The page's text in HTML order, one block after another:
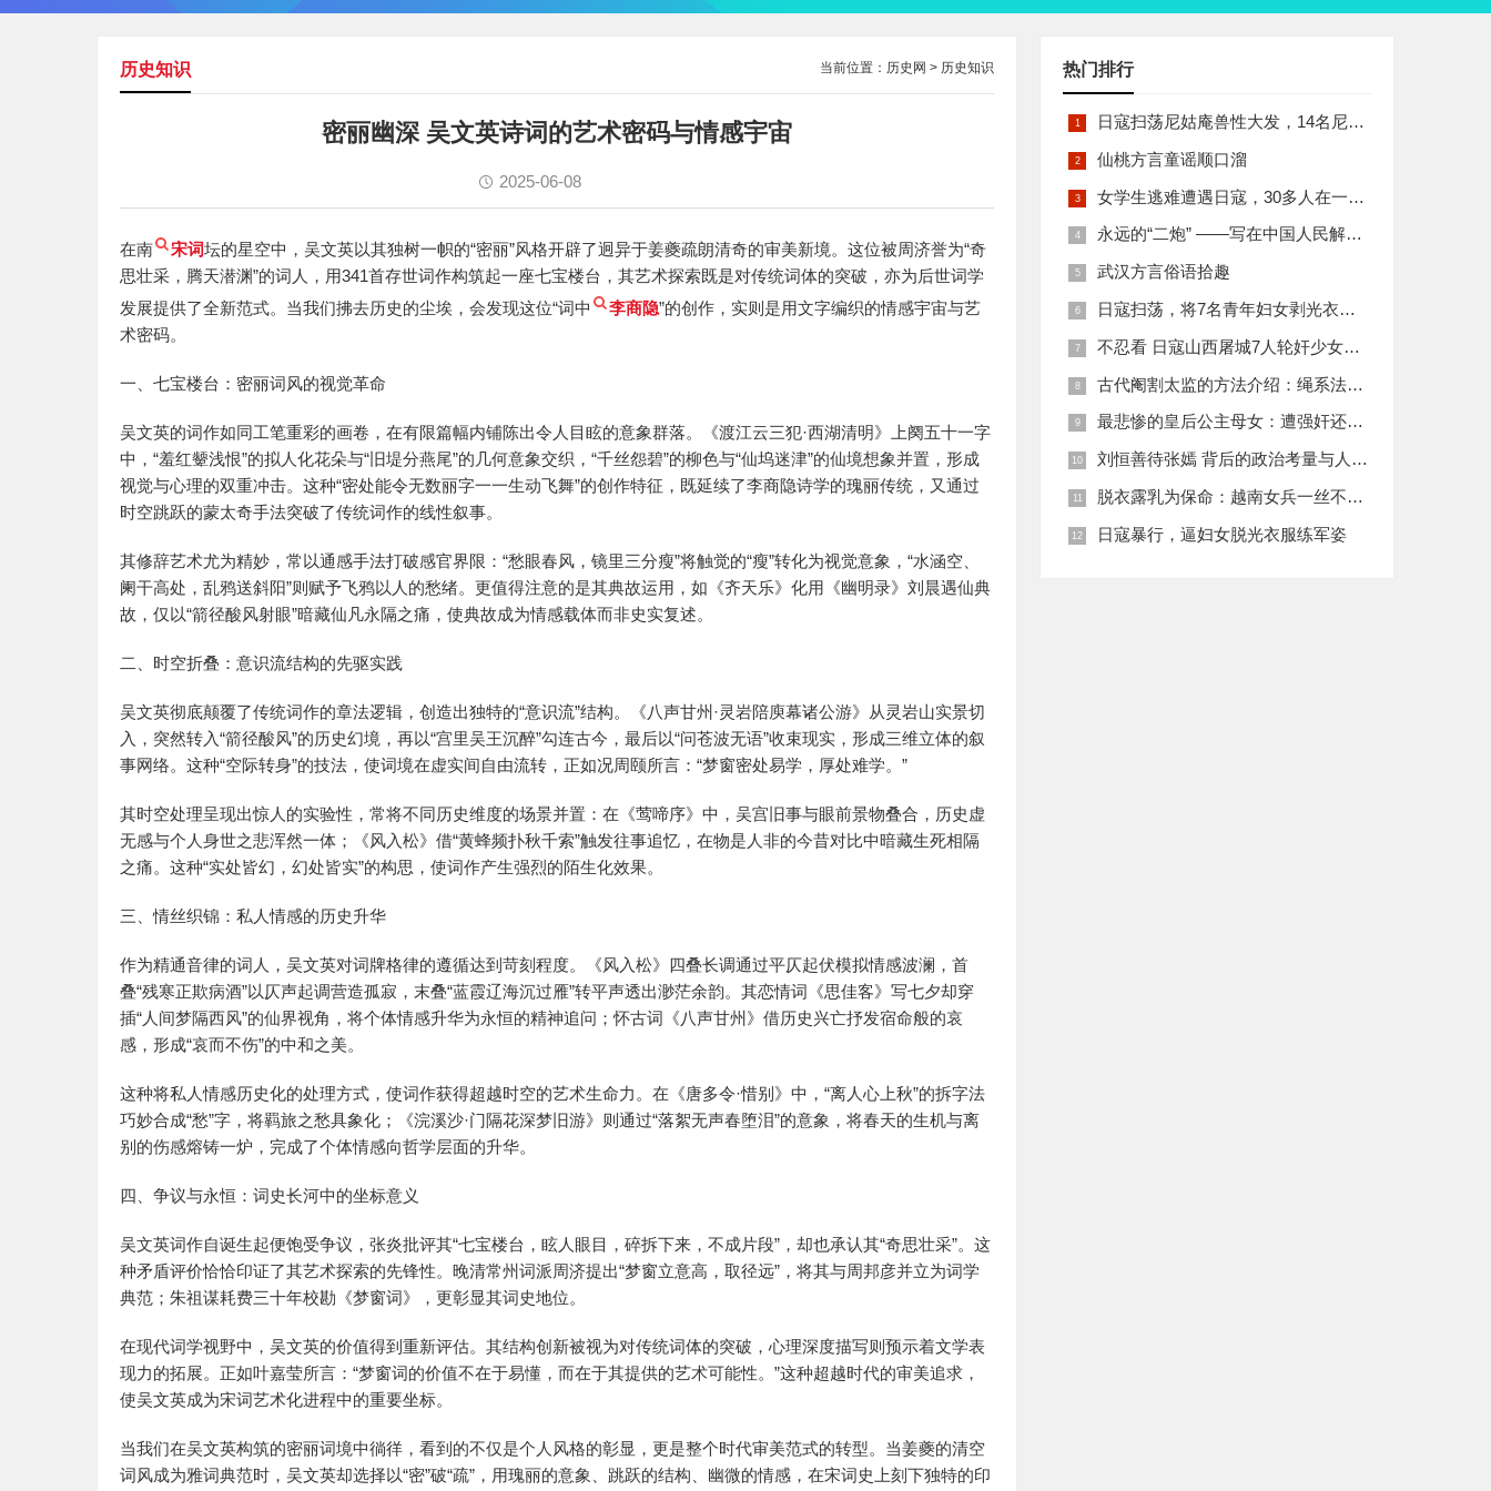
当前位置： 历史网 > 历史知识
历史知识
密丽幽深 吴文英诗词的艺术密码与情感宇宙
2025-06-08
在南 宋词坛的星空中，吴文英以其独树一帜的“密丽”风格开辟了迥异于姜夔疏朗清奇的审美新境。这位被周济誉为“奇
思壮采，腾天潜渊”的词人，用341首存世词作构筑起一座七宝楼台，其艺术探索既是对传统词体的突破，亦为后世词学
发展提供了全新范式。当我们拂去历史的尘埃，会发现这位“词中
李商隐”的创作，实则是用文字编织的情感宇宙与艺
术密码。
一、七宝楼台：密丽词风的视觉革命
吴文英的词作如同工笔重彩的画卷，在有限篇幅内铺陈出令人目眩的意象群落。《渡江云三犯·西湖清明》上阕五十一字
中，“羞红颦浅恨”的拟人化花朵与“旧堤分燕尾”的几何意象交织，“千丝怨碧”的柳色与“仙坞迷津”的仙境想象并置，形成
视觉与心理的双重冲击。这种“密处能令无数丽字一一生动飞舞”的创作特征，既延续了李商隐诗学的瑰丽传统，又通过
时空跳跃的蒙太奇手法突破了传统词作的线性叙事。
其修辞艺术尤为精妙，常以通感手法打破感官界限：“愁眼春风，镜里三分瘦”将触觉的“瘦”转化为视觉意象，“水涵空、
阑干高处，乱鸦送斜阳”则赋予飞鸦以人的愁绪。更值得注意的是其典故运用，如《齐天乐》化用《幽明录》刘晨遇仙典
故，仅以“箭径酸风射眼”暗藏仙凡永隔之痛，使典故成为情感载体而非史实复述。
二、时空折叠：意识流结构的先驱实践
吴文英彻底颠覆了传统词作的章法逻辑，创造出独特的“意识流”结构。《八声甘州·灵岩陪庾幕诸公游》从灵岩山实景切
入，突然转入“箭径酸风”的历史幻境，再以“宫里吴王沉醉”勾连古今，最后以“问苍波无语”收束现实，形成三维立体的叙
事网络。这种“空际转身”的技法，使词境在虚实间自由流转，正如况周颐所言：“梦窗密处易学，厚处难学。”
其时空处理呈现出惊人的实验性，常将不同历史维度的场景并置：在《莺啼序》中，吴宫旧事与眼前景物叠合，历史虚
无感与个人身世之悲浑然一体；《风入松》借“黄蜂频扑秋千索”触发往事追忆，在物是人非的今昔对比中暗藏生死相隔
之痛。这种“实处皆幻，幻处皆实”的构思，使词作产生强烈的陌生化效果。
三、情丝织锦：私人情感的历史升华
作为精通音律的词人，吴文英对词牌格律的遵循达到苛刻程度。《风入松》四叠长调通过平仄起伏模拟情感波澜，首
叠“残寒正欺病酒”以仄声起调营造孤寂，末叠“蓝霞辽海沉过雁”转平声透出渺茫余韵。其恋情词《思佳客》写七夕却穿
插“人间梦隔西风”的仙界视角，将个体情感升华为永恒的精神追问；怀古词《八声甘州》借历史兴亡抒发宿命般的哀
感，形成“哀而不伤”的中和之美。
这种将私人情感历史化的处理方式，使词作获得超越时空的艺术生命力。在《唐多令·惜别》中，“离人心上秋”的拆字法
巧妙合成“愁”字，将羁旅之愁具象化；《浣溪沙·门隔花深梦旧游》则通过“落絮无声春堕泪”的意象，将春天的生机与离
别的伤感熔铸一炉，完成了个体情感向哲学层面的升华。
四、争议与永恒：词史长河中的坐标意义
吴文英词作自诞生起便饱受争议，张炎批评其“七宝楼台，眩人眼目，碎拆下来，不成片段”，却也承认其“奇思壮采”。这
种矛盾评价恰恰印证了其艺术探索的先锋性。晚清常州词派周济提出“梦窗立意高，取径远”，将其与周邦彦并立为词学
典范；朱祖谋耗费三十年校勘《梦窗词》，更彰显其词史地位。
在现代词学视野中，吴文英的价值得到重新评估。其结构创新被视为对传统词体的突破，心理深度描写则预示着文学表
现力的拓展。正如叶嘉莹所言：“梦窗词的价值不在于易懂，而在于其提供的艺术可能性。”这种超越时代的审美追求，
使吴文英成为宋词艺术化进程中的重要坐标。
当我们在吴文英构筑的密丽词境中徜徉，看到的不仅是个人风格的彰显，更是整个时代审美范式的转型。当姜夔的清空
词风成为雅词典范时，吴文英却选择以“密”破“疏”，用瑰丽的意象、跳跃的结构、幽微的情感，在宋词史上刻下独特的印
热门排行
日寇扫荡尼姑庵兽性大发，14名尼姑遭玷污后集体自焚
仙桃方言童谣顺口溜
女学生逃难遭遇日寇，30多人在一所小校里被集体奸淫
永远的“二炮” ——写在中国人民解放军火箭军组建之际
武汉方言俗语拾趣
日寇扫荡，将7名青年妇女剥光衣裤在庙前糟蹋
不忍看 日寇山西屠城7人轮奸少女后揪双腿活活分尸
古代阉割太监的方法介绍：绳系法与揉捏法
最悲惨的皇后公主母女：遭强奸还被卖为奴
刘恒善待张嫣 背后的政治考量与人性温情
脱衣露乳为保命：越南女兵一丝不挂的秘密
日寇暴行，逼妇女脱光衣服练军姿